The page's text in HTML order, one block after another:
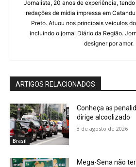
Jornalista, 20 anos de experiência,
redações de mídia impressa em
Preto. Atuou nos principais veículos
incluindo o jornal Diário da Região.
designer por amor.
ARTIGOS RELACIONADOS
Brasil
Conheça as
dirige alcoolizado
8 de agosto de 2026
Mega-Sena não